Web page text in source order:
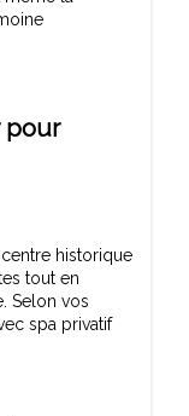
pour
historique
tout en
Selon vos
spa privatif